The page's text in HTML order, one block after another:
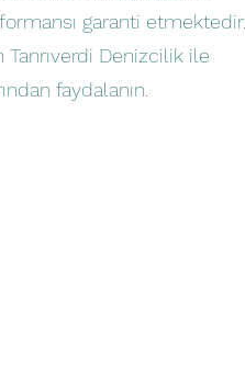
garanti etmektedir.
Denizcilik ile
faydalanın.